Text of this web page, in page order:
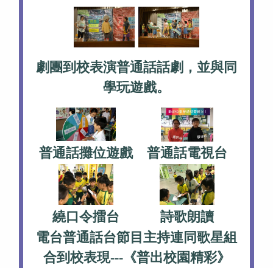
劇團到校表演普通話話劇，並與同
學玩遊戲。
普通話攤位遊戲 普通話電視台
繞口令擂台
詩歌朗讀
電台普通話台節目主持連同歌星組
合到校表現---《普出校園精彩》